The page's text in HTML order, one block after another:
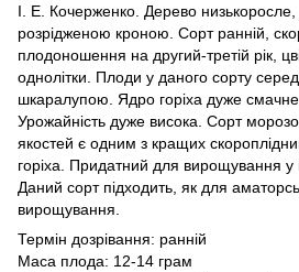
І. Е. Кочерженко. Дерево
розрідженою кроною. Сорт ранній,
плодоношення на другий-третій рік,
однолітки. Плоди у даного сорту
шкаралупою. Ядро горіха дуже
Урожайність дуже висока. Сорт
якостей є одним з кращих
горіха. Придатний для вирощування у
Даний сорт підходить, як для
вирощування.
Термін дозрівання: ранній
Маса плода: 12-14 грам